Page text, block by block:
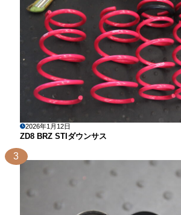
2026年1月12日
ZD8 BRZ STIダウンサス
3